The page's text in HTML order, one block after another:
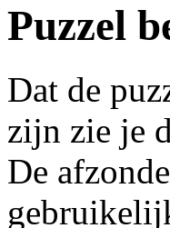
Puzzel
Dat de
zijn zie je
De